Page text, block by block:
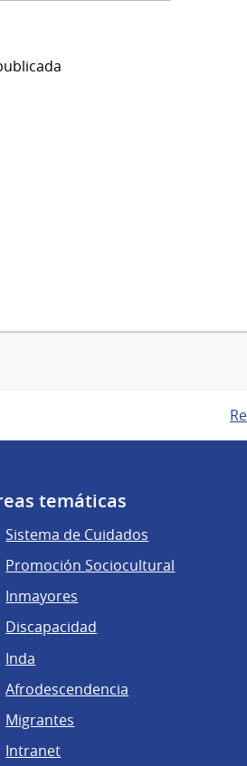
temáticas
Sistema de Cuidados
Promoción Sociocultural
Inmayores
Discapacidad
Inda
Afrodescendencia
Migrantes
Intranet